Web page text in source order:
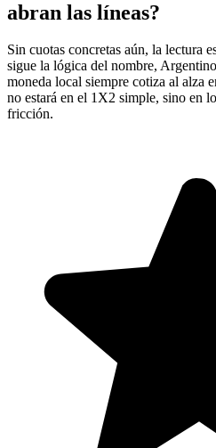
abran las líneas?
Sin cuotas concretas aún, la lectura
sigue la lógica del nombre,
moneda local siempre cotiza al alza
no estará en el 1X2 simple, sino en
fricción.